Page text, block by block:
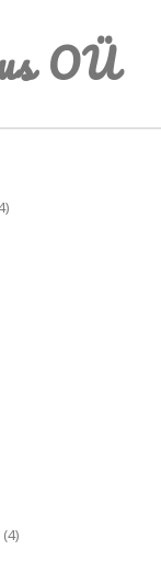
OÜ
(4)